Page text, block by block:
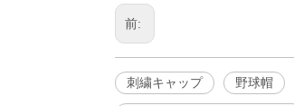
前:
刺繍キャップ 野球帽